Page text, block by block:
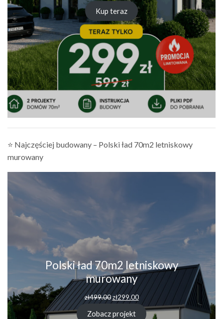
Kup teraz
⭐ Najczęściej budowany – Polski ład 70m2 letniskowy
murowany
Polski ład 70m2 letniskowy
murowany
zł499.00Pierwotna
cena
wynosiła:
zł299.00Aktualna
cena
wynosi:
Zobacz projekt